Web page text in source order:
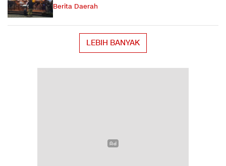
Berita Daerah
LEBIH BANYAK